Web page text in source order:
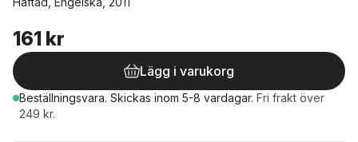
161 kr
Lägg i varukorg
Beställningsvara. Skickas inom 5-8 vardagar. Fri frakt över
249 kr.